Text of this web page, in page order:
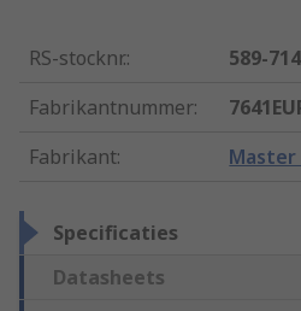
RS-stocknr.:
589-714
Fabrikantnummer:
Fabrikant: Master
Specificaties
Datasheets